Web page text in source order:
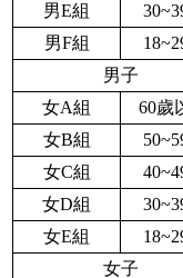
男E組
男F組
男子
女A組
60歲
女B組
女C組
女D組
女E組
女子